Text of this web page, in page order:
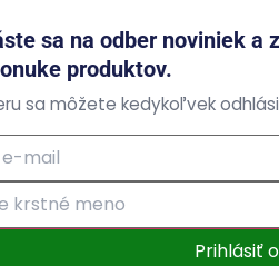
sa na odber noviniek a
produktov.
sa môžete kedykoľvek
Prihlásiť